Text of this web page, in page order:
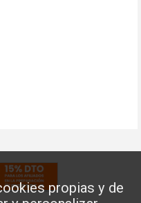
propias y de